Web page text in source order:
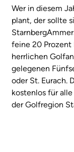
Wer in diesem
plant, der sollte
feine 20 Prozent
herrlichen
gelegenen
oder St. Eurach.
kostenlos für
der Golfregion